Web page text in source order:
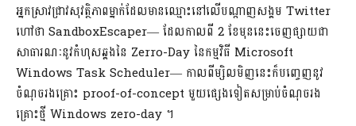
អ្នកស្រាវជ្រាវសុវត្ថិភាពម្នាក់ដែលមានឈ្មោះនៅលើបណ្តាញសង្គម Twitter
ហៅថា SandboxEscaper— ដែលកាលពី 2 ខែមុននេះចេញផ្សាយជា
សាធារណៈនូវកំហុសឆ្គងនៃ Zerro-Day នៃកម្មវិធី Microsoft
Windows Task Scheduler— កាលពីម្សិលមិញនេះក៏បញ្ចេញនូវ
ចំណុចរងគ្រោះ proof-of-concept មួយផ្សេងទៀតសម្រាប់ចំណុចរង
គ្រោះថ្មី Windows zero-day ។